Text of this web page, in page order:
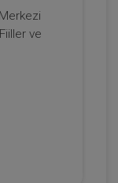
Hukuk
ve